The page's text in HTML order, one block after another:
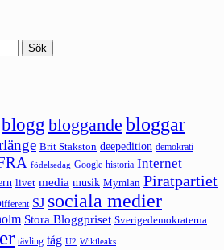
blogg bloggande bloggar
Brit Stakston deepedition demokrati
födelsedag Google historia Internet
livet media musik Mymlan Piratpartiet
SJ sociala medier
Stora Bloggpriset Sverigedemokraterna
tävling tåg U2 Wikileaks